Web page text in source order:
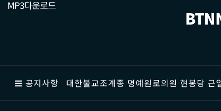
MP3다운로드
공지사항 대한불교조계종 명예원로의원 현봉당